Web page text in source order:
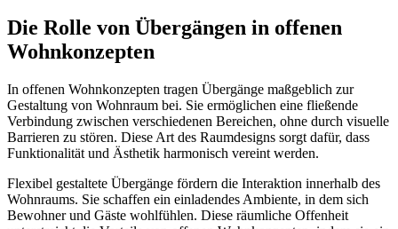
Die Rolle von Übergängen in offenen
Wohnkonzepten
In offenen Wohnkonzepten tragen Übergänge maßgeblich zur
Gestaltung von Wohnraum bei. Sie ermöglichen eine fließende
Verbindung zwischen verschiedenen Bereichen, ohne durch visuelle
Barrieren zu stören. Diese Art des Raumdesigns sorgt dafür, dass
Funktionalität und Ästhetik harmonisch vereint werden.
Flexibel gestaltete Übergänge fördern die Interaktion innerhalb des
Wohnraums. Sie schaffen ein einladendes Ambiente, in dem sich
Bewohner und Gäste wohlfühlen. Diese räumliche Offenheit